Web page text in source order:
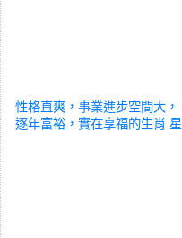
性格直爽，事業進步空間大，
逐年富裕，實在享福的生肖 星